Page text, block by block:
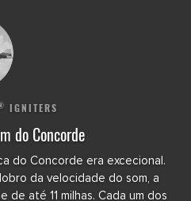
IGNITERS
do Concorde
do Concorde era excecional.
da velocidade do som, a
de até 11 milhas. Cada um dos